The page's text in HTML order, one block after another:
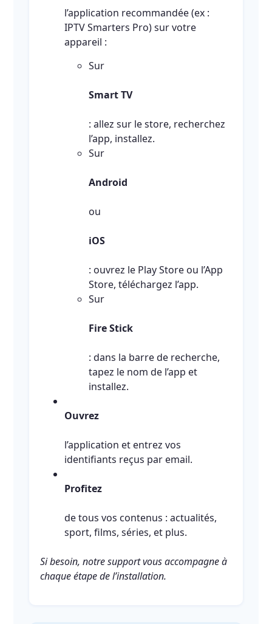
l’application recommandée (ex :
IPTV Smarters Pro) sur votre
appareil :
Sur
Smart TV
: allez sur le store, recherchez
l’app, installez.
Sur
Android
ou
iOS
: ouvrez le Play Store ou l’App
Store, téléchargez l’app.
Sur
Fire Stick
: dans la barre de recherche,
tapez le nom de l’app et
installez.
Ouvrez
l’application et entrez vos
identifiants reçus par email.
Profitez
de tous vos contenus : actualités,
sport, films, séries, et plus.
Si besoin, notre support vous accompagne à
chaque étape de l’installation.